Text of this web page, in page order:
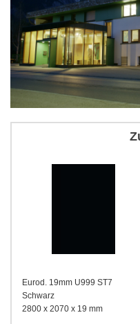
Eurod. 19mm U999 ST7
Schwarz
2800 x 2070 x 19 mm